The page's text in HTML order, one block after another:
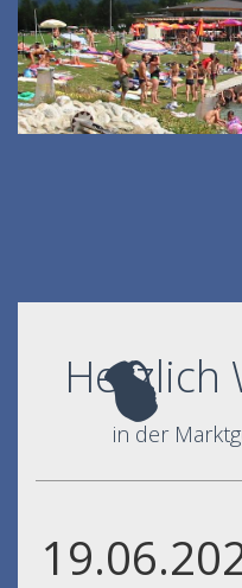
Herzlich
in der